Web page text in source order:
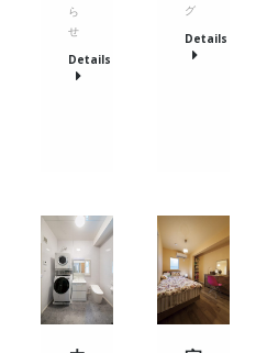
ら
せ
Details
グ
Details